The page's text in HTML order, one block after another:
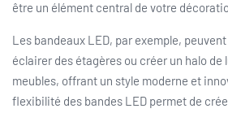
être un élément central de votre
Les bandeaux LED, par exemple,
éclairer des étagères ou créer un halo de
meubles, offrant un style moderne et
flexibilité des bandes LED permet de